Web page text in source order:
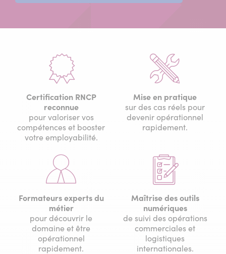
Certification RNCP
reconnue
pour valoriser vos
compétences et booster
votre employabilité.
Mise en pratique
sur des cas réels pour
devenir opérationnel
rapidement.
Formateurs experts du
métier
pour découvrir le
domaine et être
opérationnel
rapidement.
Maîtrise des outils
numériques
de suivi des opérations
commerciales et
logistiques
internationales.